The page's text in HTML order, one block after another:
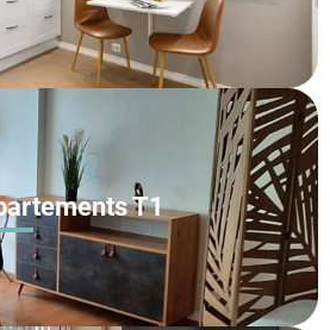
T1